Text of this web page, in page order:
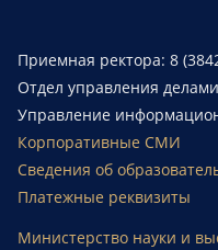
Приемная ректора: 8
Отдел управления
Управление
Корпоративные СМИ
Сведения об
Платежные реквизиты
Министерство науки и